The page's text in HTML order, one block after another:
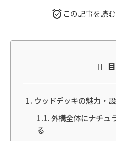
この記事を読
ウッドデッキの魅力・
外構全体にナチュ
る